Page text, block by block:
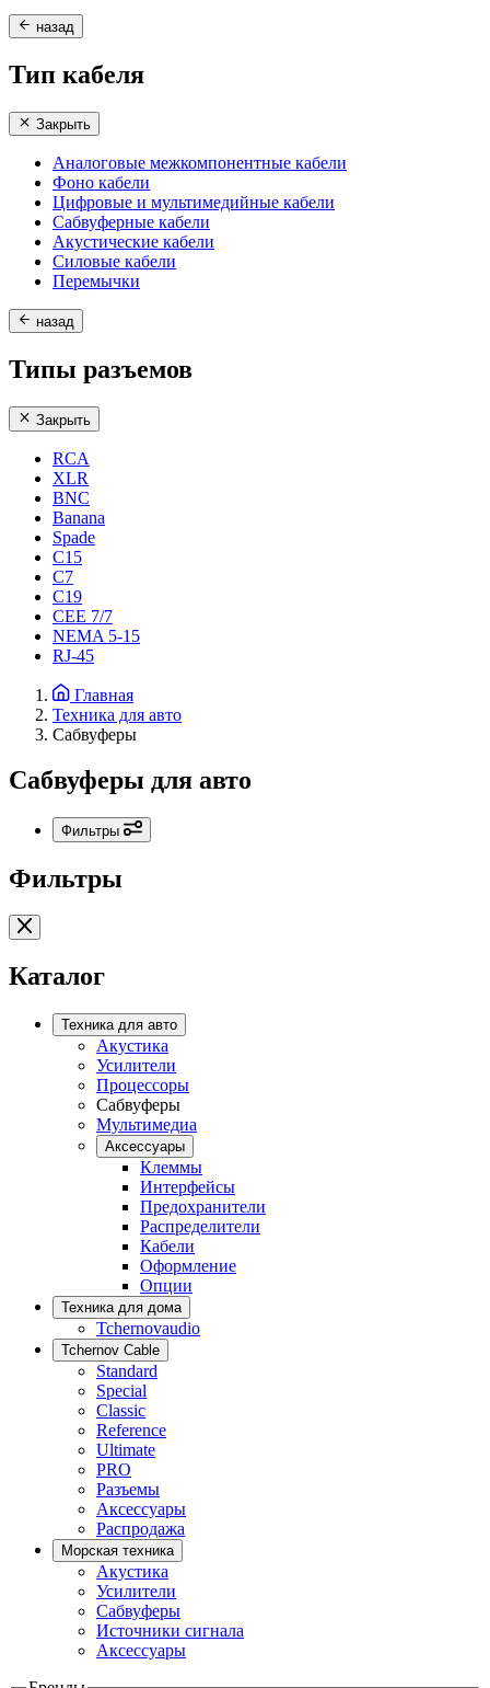
назад
Тип кабеля
Закрыть
Аналоговые межкомпонентные кабели
Фоно кабели
Цифровые и мультимедийные кабели
Сабвуферные кабели
Акустические кабели
Силовые кабели
Перемычки
назад
Типы разъемов
Закрыть
RCA
XLR
BNC
Banana
Spade
C15
С7
C19
CEE 7/7
NEMA 5-15
RJ-45
Главная
Техника для авто
Сабвуферы
Сабвуферы для авто
Фильтры
Фильтры
Каталог
Техника для авто
Акустика
Усилители
Процессоры
Сабвуферы
Мультимедиа
Аксессуары
Клеммы
Интерфейсы
Предохранители
Распределители
Кабели
Оформление
Опции
Техника для дома
Tchernovaudio
Tchernov Cable
Standard
Special
Classic
Reference
Ultimate
PRO
Разъемы
Аксессуары
Распродажа
Морская техника
Акустика
Усилители
Сабвуферы
Источники сигнала
Аксессуары